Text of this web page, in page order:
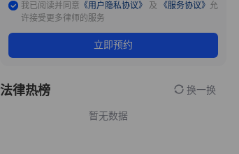
我已阅读并同意 《用户隐私协议》 及 《服务协议》 允
许接受更多律师的服务
立即预约
法律热榜 换一换
暂无数据